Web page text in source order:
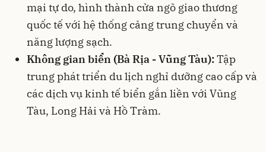
mại tự do, hình thành cửa ngõ giao thương
quốc tế với hệ thống cảng trung chuyển và
năng lượng sạch.
Không gian biển (Bà Rịa - Vũng Tàu):Tập
trung phát triển du lịch nghỉ dưỡng cao cấp và
các dịch vụ kinh tế biển gắn liền với Vũng
Tàu, Long Hải và Hồ Tràm.